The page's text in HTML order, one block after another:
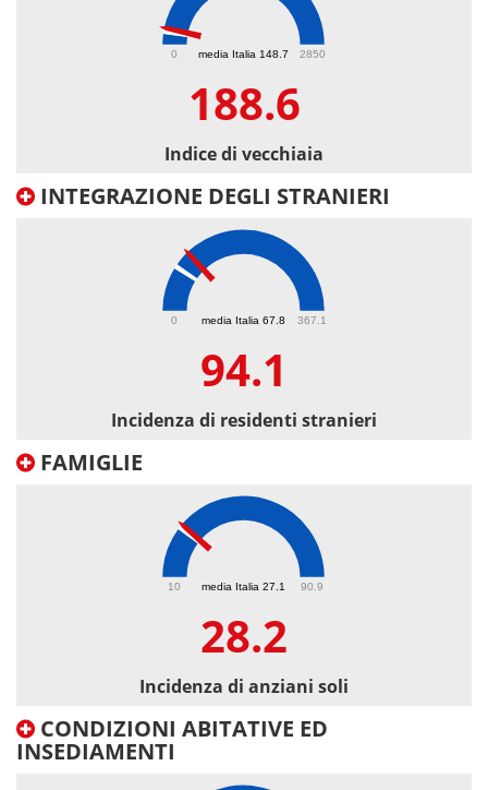
media Italia 148.7
0 2850
188.6
Indice di vecchiaia
INTEGRAZIONE DEGLI STRANIERI
media Italia 67.8
0 367.1
94.1
Incidenza di residenti stranieri
FAMIGLIE
media Italia 27.1
10 90.9
28.2
Incidenza di anziani soli
CONDIZIONI ABITATIVE ED
INSEDIAMENTI